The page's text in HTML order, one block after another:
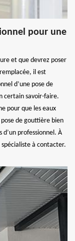
pour une
et que devrez poser
il est
d’une pose de
certain savoir-faire.
pour que les eaux
de gouttière bien
d’un professionnel. À
à contacter.